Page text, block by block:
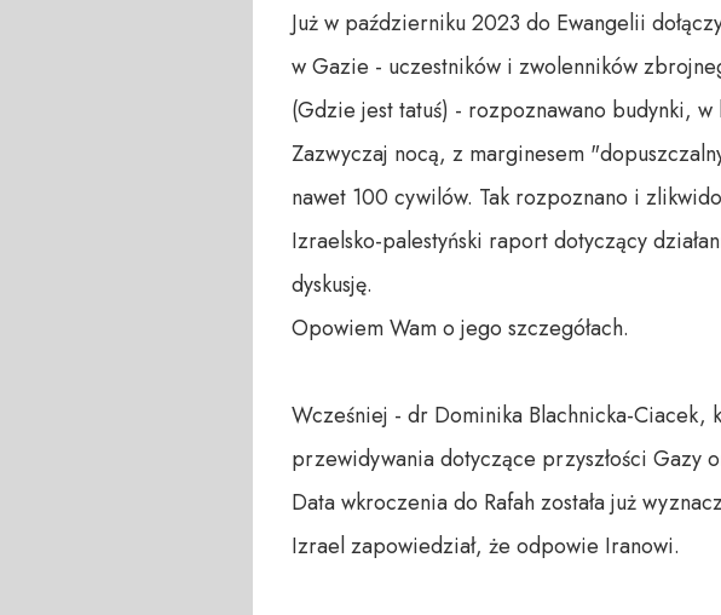
Już w październiku 2023 do Ewangelii
w Gazie - uczestników i zwolenników
(Gdzie jest tatuś) - rozpoznawano budynki,
Zazwyczaj nocą, z marginesem
nawet 100 cywilów. Tak rozpoznano i
Izraelsko-palestyński raport dotyczący
dyskusję.
Opowiem Wam o jego szczegółach.
Wcześniej - dr Dominika Blachnicka-Ciacek,
przewidywania dotyczące przyszłości Gazy
Data wkroczenia do Rafah została już
Izrael zapowiedział, że odpowie Iranowi.